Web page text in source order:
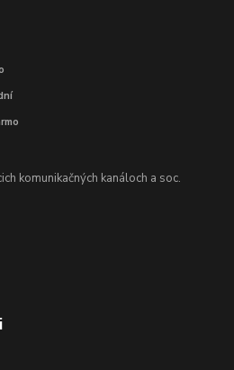
komunikačných kanáloch a soc.